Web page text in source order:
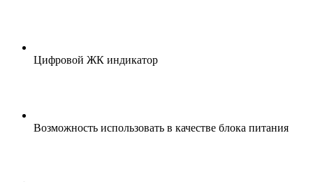
Цифровой ЖК индикатор
Возможность использовать в качестве блока питания